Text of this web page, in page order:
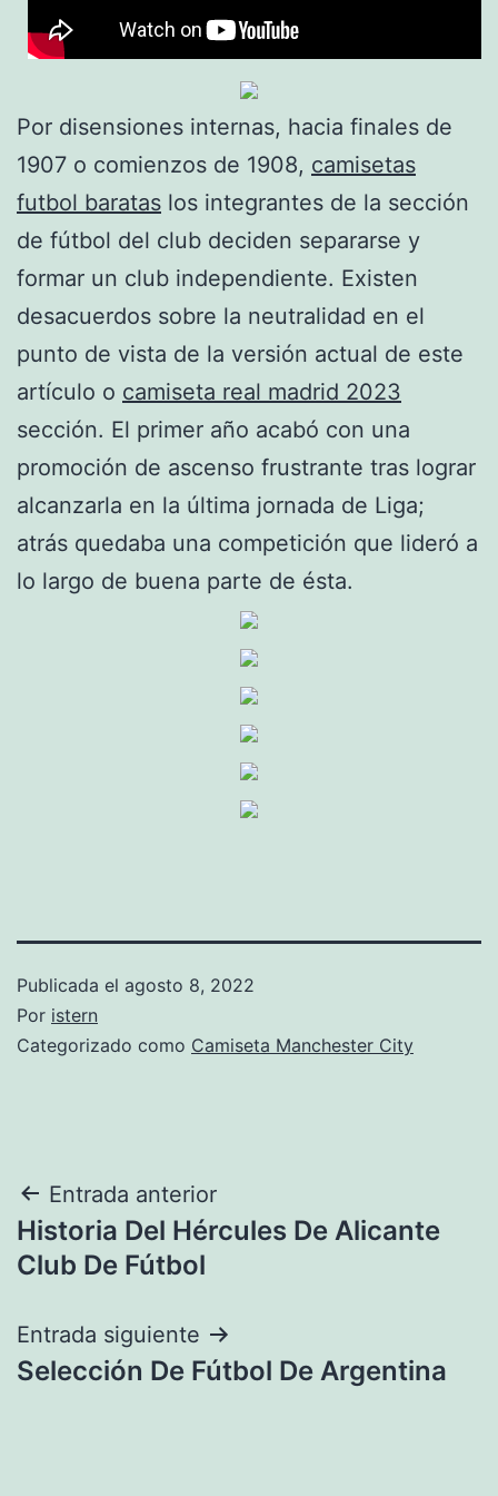
Por disensiones internas, hacia finales de
1907 o comienzos de 1908, camisetas
futbol baratas los integrantes de la sección
de fútbol del club deciden separarse y
formar un club independiente. Existen
desacuerdos sobre la neutralidad en el
punto de vista de la versión actual de este
artículo o camiseta real madrid 2023
sección. El primer año acabó con una
promoción de ascenso frustrante tras lograr
alcanzarla en la última jornada de Liga;
atrás quedaba una competición que lideró a
lo largo de buena parte de ésta.
Publicada el agosto 8, 2022
Por istern
Categorizado como Camiseta Manchester City
Navegación
de
Entrada anterior
Historia Del Hércules De Alicante
Club De Fútbol
Entrada siguiente
Selección De Fútbol De Argentina